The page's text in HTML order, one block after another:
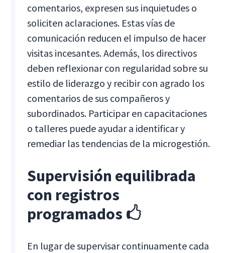
comentarios, expresen sus inquietudes o
soliciten aclaraciones. Estas vías de
comunicación reducen el impulso de hacer
visitas incesantes. Además, los directivos
deben reflexionar con regularidad sobre su
estilo de liderazgo y recibir con agrado los
comentarios de sus compañeros y
subordinados. Participar en capacitaciones
o talleres puede ayudar a identificar y
remediar las tendencias de la microgestión.
Supervisión equilibrada
con registros
programados 🖒
En lugar de supervisar continuamente cada